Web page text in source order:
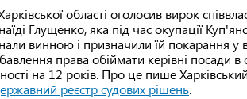
області оголосив вирок
Глущенко, яка під час окупації
винною і призначили їй покарання
права обіймати керівні посади в
на 12 років. Про це пише
реєстр судових рішень.